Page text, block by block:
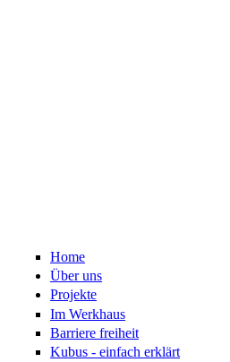
Home
Über uns
Projekte
Im Werkhaus
Barriere freiheit
Kubus - einfach erklärt